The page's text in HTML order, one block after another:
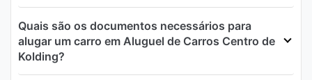
Quais são os documentos necessários para
alugar um carro em Aluguel de Carros Centro de
Kolding?